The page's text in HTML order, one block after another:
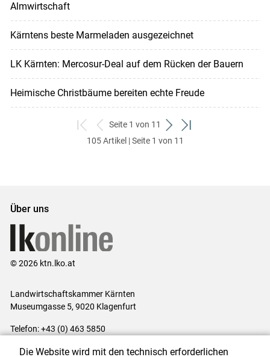
Almwirtschaft
Kärntens beste Marmeladen ausgezeichnet
LK Kärnten: Mercosur-Deal auf dem Rücken der Bauern
Heimische Christbäume bereiten echte Freude
zum
ersten
zurück
zum
Seite 1 von 11
weiter
zum
zum
105 Artikel | Seite 1 von 11
Über uns
© 2026 ktn.lko.at
Landwirtschaftskammer Kärnten
Museumgasse 5, 9020 Klagenfurt
Telefon: +43 (0) 463 5850
Die Website wird mit den technisch erforderlichen